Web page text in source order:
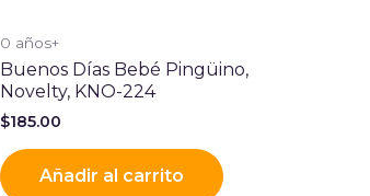
0 años+
Buenos Días Bebé Pingüino,
Novelty, KNO-224
$185.00
Añadir al carrito